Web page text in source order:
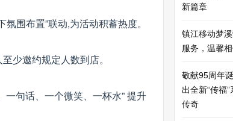
围布置”联动,为活动积蓄热度。
少邀约规定人数到店。
句话、一个微笑、一杯水” 提升
新篇章
镇江移动梦
服务，温馨
敬献95周年
出全新“传福
传奇